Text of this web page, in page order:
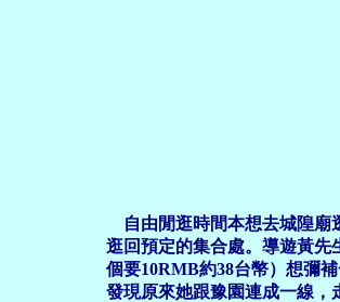
自由閒逛時間本想去城隍廟
逛回預定的集合處。導遊黃先
個要10RMB約38台幣）想彌
發現原來她跟豫園連成一線，